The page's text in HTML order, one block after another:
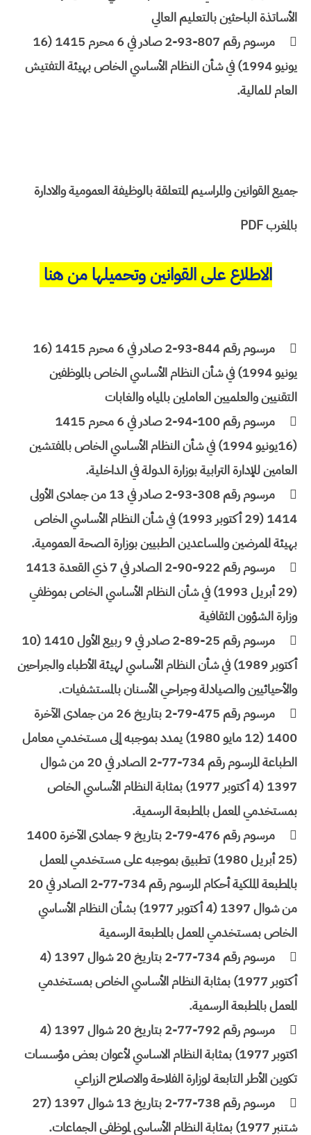
الأساتذة الباحثين بالتعليم العالي

مرسوم رقم 807-93-2 صادر في 6 محرم 1415 (16
يونيو 1994) في شأن النظام الأساسي الخاص بهيئة التفتيش
العام للمالية.
جميع القوانين والمراسيم المتعلقة بالوظيفة العمومية والادارة
بالمغرب PDF
الاطلاع على القوانين وتحميلها من هنا

مرسوم رقم 844-93-2 صادر في 6 محرم 1415 (16
يونيو 1994) في شأن النظام الأساسي الخاص بالموظفين
التقنيين والعلميين العاملين بالمياه والغابات

مرسوم رقم 100-94-2 صادر في 6 محرم 1415
(16يونيو 1994) في شأن النظام الأساسي الخاص بالمفتشين
العامين للإدارة الترابية بوزارة الدولة في الداخلية.

مرسوم رقم 308-93-2 صادر في 13 من جمادى الأولى
1414 (29 أكتوبر 1993) في شأن النظام الأساسي الخاص
بهيئة الممرضين والمساعدين الطبيين بوزارة الصحة العمومية.

مرسوم رقم 922-90-2 الصادر في 7 ذي القعدة 1413
(29 أبريل 1993) في شأن النظام الأساسي الخاص بموظفي
وزارة الشؤون الثقافية

مرسوم رقم 25-89-2 صادر في 9 ربيع الأول 1410 (10
أكتوبر 1989) في شأن النظام الأساسي لهيئة الأطباء والجراحين
والأحيائيين والصيادلة وجراحي الأسنان بالمستشفيات.

مرسوم رقم 475-79-2 بتاريخ 26 من جمادى الآخرة
1400 (12 مايو 1980) يمدد بموجبه إلى مستخدمي معامل
الطباعة المرسوم رقم 734-77-2 الصادر في 20 من شوال
1397 (4 أكتوبر 1977) بمثابة النظام الأساسي الخاص
بمستخدمي المعمل بالمطبعة الرسمية.

مرسوم رقم 476-79-2 بتاريخ 9 جمادى الآخرة 1400
(25 أبريل 1980) تطبيق بموجبه على مستخدمي المعمل
بالمطبعة الملكية أحكام المرسوم رقم 734-77-2 الصادر في 20
من شوال 1397 (4 أكتوبر 1977) بشأن النظام الأساسي
الخاص بمستخدمي المعمل بالمطبعة الرسمية

مرسوم رقم 734-77-2 بتاريخ 20 شوال 1397 (4
أكتوبر 1977) بمثابة النظام الأساسي الخاص بمستخدمي
المعمل بالمطبعة الرسمية.

مرسوم رقم 792-77-2 بتاريخ 20 شوال 1397 (4
اكتوبر 1977) بمثابة النظام الاساسي لأعوان بعض مؤسسات
تكوين الأطر التابعة لوزارة الفلاحة والاصلاح الزراعي

مرسوم رقم 738-77-2 بتاريخ 13 شوال 1397 (27
شتنبر 1977) بمثابة النظام الأساسي لموظفي الجماعات.